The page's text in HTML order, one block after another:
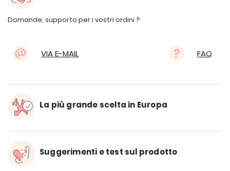
Domande, supporto per i vostri ordini ?
VIA E-MAIL FAQ
La più grande scelta in Europa
Suggerimenti e test sul prodotto